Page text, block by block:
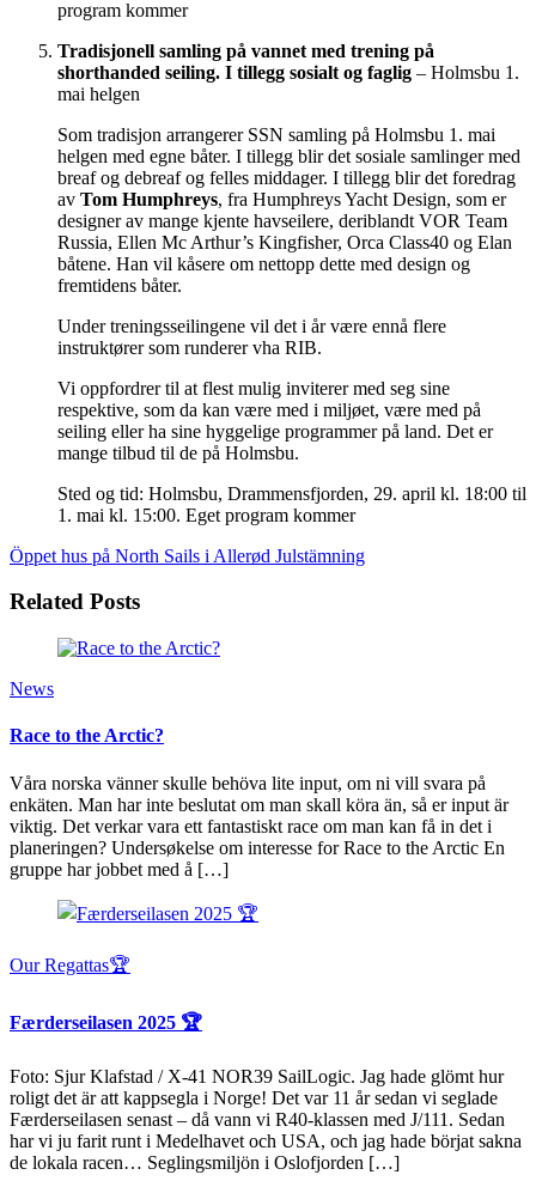
program kommer
Tradisjonell samling på vannet med trening på
shorthanded seiling. I tillegg sosialt og faglig – Holmsbu 1.
mai helgen
Som tradisjon arrangerer SSN samling på Holmsbu 1. mai
helgen med egne båter. I tillegg blir det sosiale samlinger med
breaf og debreaf og felles middager. I tillegg blir det foredrag
av Tom Humphreys, fra Humphreys Yacht Design, som er
designer av mange kjente havseilere, deriblandt VOR Team
Russia, Ellen Mc Arthur’s Kingfisher, Orca Class40 og Elan
båtene. Han vil kåsere om nettopp dette med design og
fremtidens båter.
Under treningsseilingene vil det i år være ennå flere
instruktører som runderer vha RIB.
Vi oppfordrer til at flest mulig inviterer med seg sine
respektive, som da kan være med i miljøet, være med på
seiling eller ha sine hyggelige programmer på land. Det er
mange tilbud til de på Holmsbu.
Sted og tid: Holmsbu, Drammensfjorden, 29. april kl. 18:00 til
1. mai kl. 15:00. Eget program kommer
Öppet hus på North Sails i Allerød Julstämning
Related Posts
News
Race to the Arctic?
Våra norska vänner skulle behöva lite input, om ni vill svara på
enkäten. Man har inte beslutat om man skall köra än, så er input är
viktig. Det verkar vara ett fantastiskt race om man kan få in det i
planeringen? Undersøkelse om interesse for Race to the Arctic En
gruppe har jobbet med å […]
Our Regattas🏆
Færderseilasen 2025 🏆
Foto: Sjur Klafstad / X-41 NOR39 SailLogic. Jag hade glömt hur
roligt det är att kappsegla i Norge! Det var 11 år sedan vi seglade
Færderseilasen senast – då vann vi R40-klassen med J/111. Sedan
har vi ju farit runt i Medelhavet och USA, och jag hade börjat sakna
de lokala racen… Seglingsmiljön i Oslofjorden […]